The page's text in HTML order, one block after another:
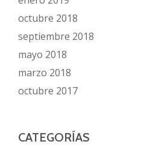
octubre 2018
septiembre 2018
mayo 2018
marzo 2018
octubre 2017
CATEGORÍAS